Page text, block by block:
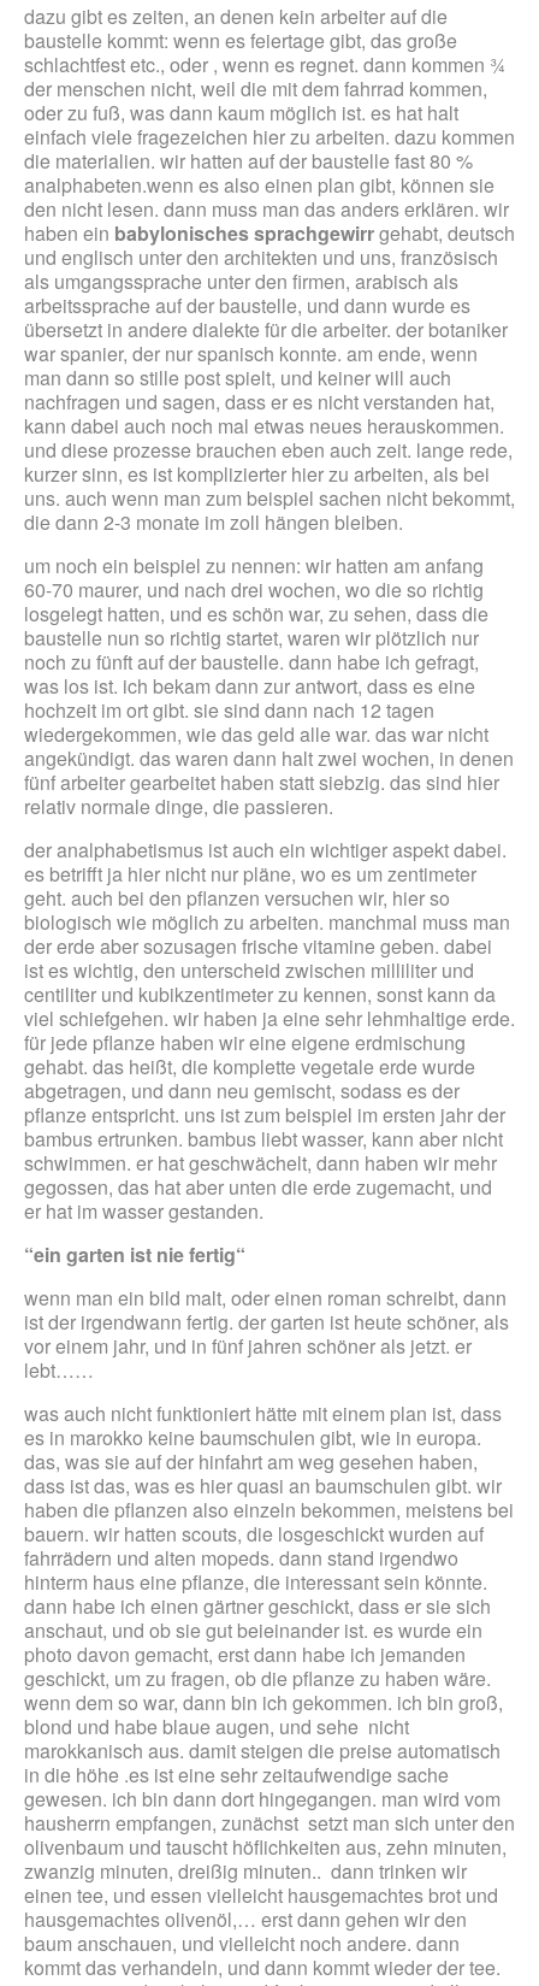
dazu gibt es zeiten, an denen kein arbeiter auf die
baustelle kommt: wenn es feiertage gibt, das große
schlachtfest etc., oder , wenn es regnet. dann kommen ¾
der menschen nicht, weil die mit dem fahrrad kommen,
oder zu fuß, was dann kaum möglich ist. es hat halt
einfach viele fragezeichen hier zu arbeiten. dazu kommen
die materialien. wir hatten auf der baustelle fast 80 %
analphabeten.wenn es also einen plan gibt, können sie
den nicht lesen. dann muss man das anders erklären. wir
haben ein babylonisches sprachgewirrgehabt, deutsch
und englisch unter den architekten und uns, französisch
als umgangssprache unter den firmen, arabisch als
arbeitssprache auf der baustelle, und dann wurde es
übersetzt in andere dialekte für die arbeiter. der botaniker
war spanier, der nur spanisch konnte. am ende, wenn
man dann so stille post spielt, und keiner will auch
nachfragen und sagen, dass er es nicht verstanden hat,
kann dabei auch noch mal etwas neues herauskommen.
und diese prozesse brauchen eben auch zeit. lange rede,
kurzer sinn, es ist komplizierter hier zu arbeiten, als bei
uns. auch wenn man zum beispiel sachen nicht bekommt,
die dann 2-3 monate im zoll hängen bleiben.
um noch ein beispiel zu nennen: wir hatten am anfang
60-70 maurer, und nach drei wochen, wo die so richtig
losgelegt hatten, und es schön war, zu sehen, dass die
baustelle nun so richtig startet, waren wir plötzlich nur
noch zu fünft auf der baustelle. dann habe ich gefragt,
was los ist. ich bekam dann zur antwort, dass es eine
hochzeit im ort gibt. sie sind dann nach 12 tagen
wiedergekommen, wie das geld alle war. das war nicht
angekündigt. das waren dann halt zwei wochen, in denen
fünf arbeiter gearbeitet haben statt siebzig. das sind hier
relativ normale dinge, die passieren.
der analphabetismus ist auch ein wichtiger aspekt dabei.
es betrifft ja hier nicht nur pläne, wo es um zentimeter
geht. auch bei den pflanzen versuchen wir, hier so
biologisch wie möglich zu arbeiten. manchmal muss man
der erde aber sozusagen frische vitamine geben. dabei
ist es wichtig, den unterscheid zwischen milliliter und
centiliter und kubikzentimeter zu kennen, sonst kann da
viel schiefgehen. wir haben ja eine sehr lehmhaltige erde.
für jede pflanze haben wir eine eigene erdmischung
gehabt. das heißt, die komplette vegetale erde wurde
abgetragen, und dann neu gemischt, sodass es der
pflanze entspricht. uns ist zum beispiel im ersten jahr der
bambus ertrunken. bambus liebt wasser, kann aber nicht
schwimmen. er hat geschwächelt, dann haben wir mehr
gegossen, das hat aber unten die erde zugemacht, und
er hat im wasser gestanden.
“ein garten ist nie fertig“
wenn man ein bild malt, oder einen roman schreibt, dann
ist der irgendwann fertig. der garten ist heute schöner, als
vor einem jahr, und in fünf jahren schöner als jetzt. er
lebt……
was auch nicht funktioniert hätte mit einem plan ist, dass
es in marokko keine baumschulen gibt, wie in europa.
das, was sie auf der hinfahrt am weg gesehen haben,
dass ist das, was es hier quasi an baumschulen gibt. wir
haben die pflanzen also einzeln bekommen, meistens bei
bauern. wir hatten scouts, die losgeschickt wurden auf
fahrrädern und alten mopeds. dann stand irgendwo
hinterm haus eine pflanze, die interessant sein könnte.
dann habe ich einen gärtner geschickt, dass er sie sich
anschaut, und ob sie gut beieinander ist. es wurde ein
photo davon gemacht, erst dann habe ich jemanden
geschickt, um zu fragen, ob die pflanze zu haben wäre.
wenn dem so war, dann bin ich gekommen. ich bin groß,
blond und habe blaue augen, und sehe nicht
marokkanisch aus. damit steigen die preise automatisch
in die höhe .es ist eine sehr zeitaufwendige sache
gewesen. ich bin dann dort hingegangen. man wird vom
hausherrn empfangen, zunächst setzt man sich unter den
olivenbaum und tauscht höflichkeiten aus, zehn minuten,
zwanzig minuten, dreißig minuten.. dann trinken wir
einen tee, und essen vielleicht hausgemachtes brot und
hausgemachtes olivenöl,… erst dann gehen wir den
baum anschauen, und vielleicht noch andere. dann
kommt das verhandeln, und dann kommt wieder der tee.